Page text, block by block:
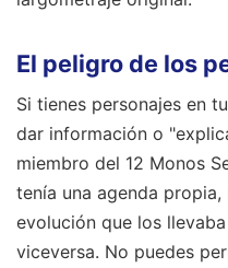
El peligro de los
Si tienes personajes en
dar información o
miembro del 12 Monos
tenía una agenda propia,
evolución que los
viceversa. No puedes